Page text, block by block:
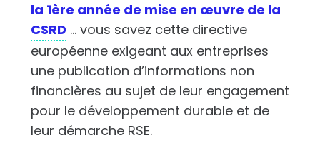
la 1ère année de mise en œuvre de la
CSRD … vous savez cette directive
européenne exigeant aux entreprises
une publication d’informations non
financières au sujet de leur engagement
pour le développement durable et de
leur démarche RSE.